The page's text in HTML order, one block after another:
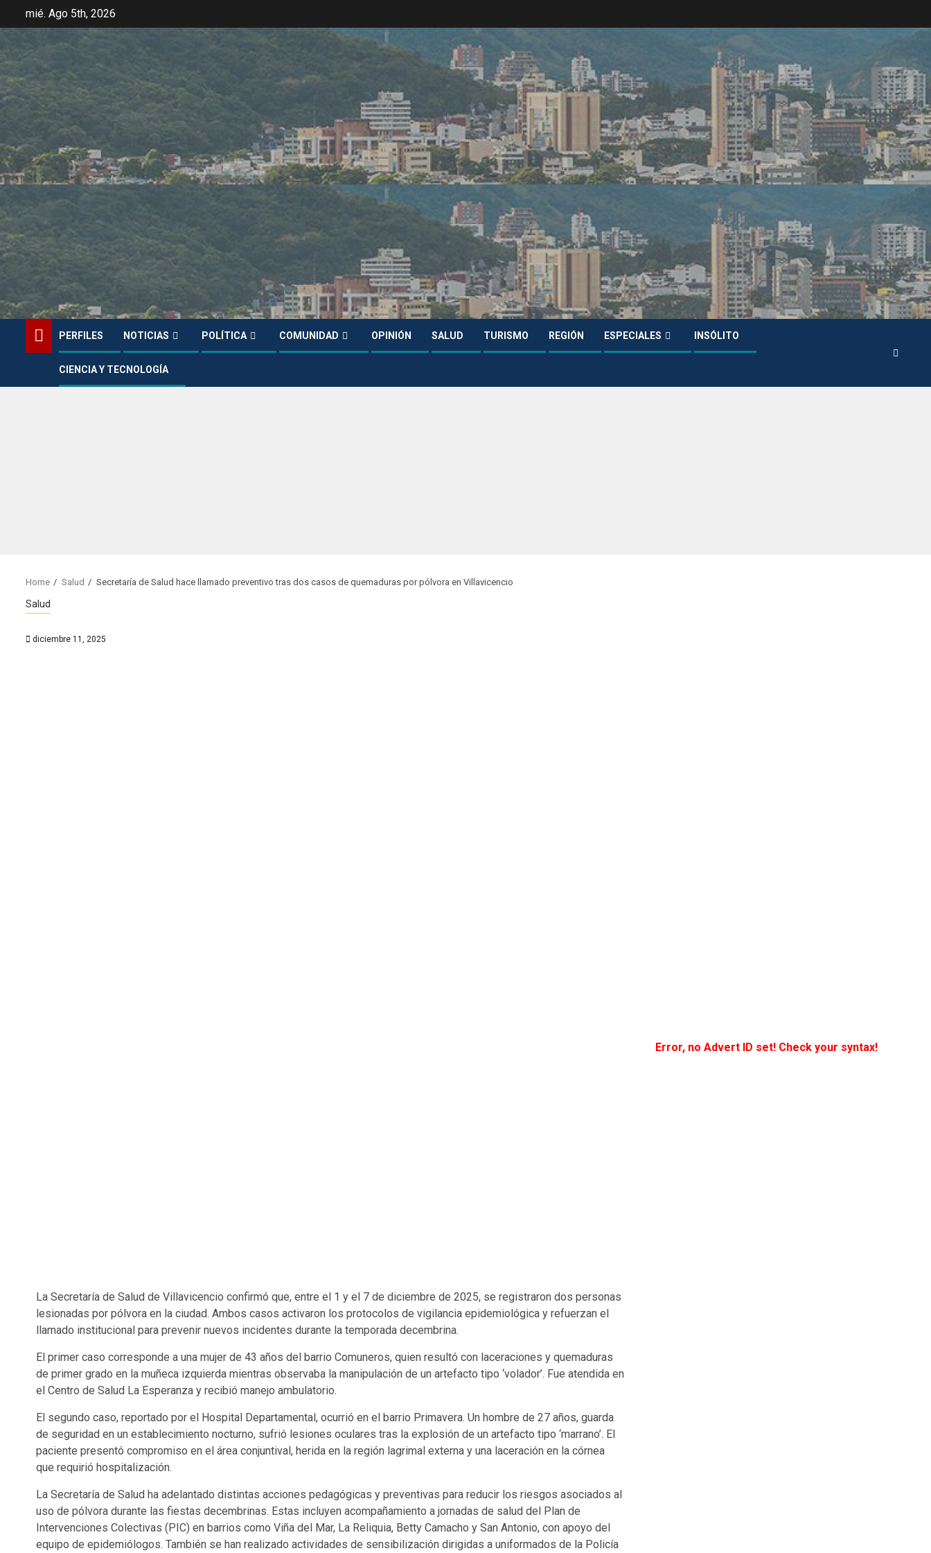
mié. Ago 5th, 2026
PERFILES NOTICIAS POLÍTICA COMUNIDAD OPINIÓN SALUD TURISMO REGIÓN ESPECIALES INSÓLITO
CIENCIA Y TECNOLOGÍA
Home Salud Secretaría de Salud hace llamado preventivo tras dos casos de quemaduras por pólvora en Villavicencio
Salud
diciembre 11, 2025
La Secretaría de Salud de Villavicencio confirmó que, entre el 1 y el 7 de diciembre de 2025, se registraron dos personas
lesionadas por pólvora en la ciudad. Ambos casos activaron los protocolos de vigilancia epidemiológica y refuerzan el
llamado institucional para prevenir nuevos incidentes durante la temporada decembrina.
El primer caso corresponde a una mujer de 43 años del barrio Comuneros, quien resultó con laceraciones y quemaduras
de primer grado en la muñeca izquierda mientras observaba la manipulación de un artefacto tipo ‘volador’. Fue atendida en
el Centro de Salud La Esperanza y recibió manejo ambulatorio.
El segundo caso, reportado por el Hospital Departamental, ocurrió en el barrio Primavera. Un hombre de 27 años, guarda
de seguridad en un establecimiento nocturno, sufrió lesiones oculares tras la explosión de un artefacto tipo ‘marrano’. El
paciente presentó compromiso en el área conjuntival, herida en la región lagrimal externa y una laceración en la córnea
que requirió hospitalización.
La Secretaría de Salud ha adelantado distintas acciones pedagógicas y preventivas para reducir los riesgos asociados al
uso de pólvora durante las fiestas decembrinas. Estas incluyen acompañamiento a jornadas de salud del Plan de
Intervenciones Colectivas (PIC) en barrios como Viña del Mar, La Reliquia, Betty Camacho y San Antonio, con apoyo del
equipo de epidemiólogos. También se han realizado actividades de sensibilización dirigidas a uniformados de la Policía
Error, no Advert ID set! Check your syntax!